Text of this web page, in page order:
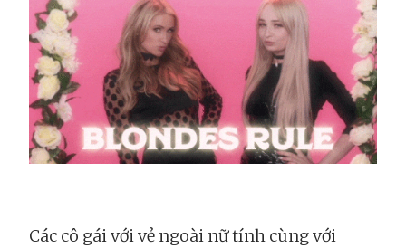
Các cô gái với vẻ ngoài nữ tính cùng với